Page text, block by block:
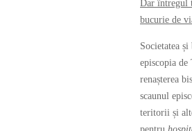
Dar întregul
bucurie de
Societatea
episcopia
renașterea
scaunul
teritorii și